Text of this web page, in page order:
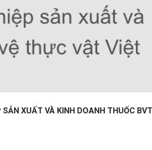
XUẤT VÀ KINH DOANH THUỐC